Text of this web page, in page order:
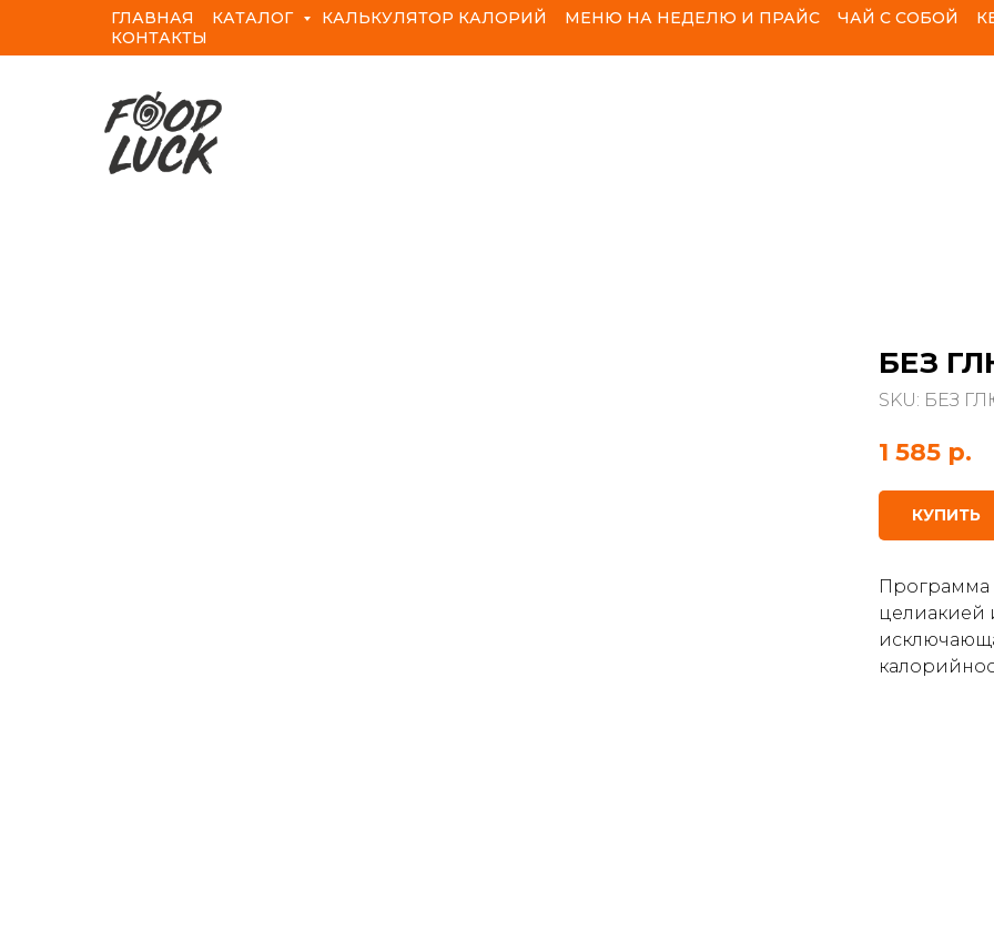
ГЛАВНАЯ КАТАЛОГ КАЛЬКУЛЯТОР КАЛОРИЙ МЕНЮ НА НЕДЕЛЮ И ПРАЙС ЧАЙ С СОБОЙ
КОНТАКТЫ
БЕЗ
SKU: БЕЗ
1 585 р.
КУПИТЬ
Программа
целиакией